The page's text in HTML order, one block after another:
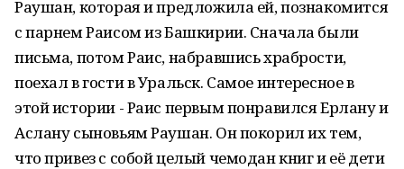
Раушан, которая и предложила ей, познакомится
с парнем Раисом из Башкирии. Сначала были
письма, потом Раис, набравшись храбрости,
поехал в гости в Уральск. Самое интересное в
этой истории - Раис первым понравился Ерлану и
Аслану сыновьям Раушан. Он покорил их тем,
что привез с собой целый чемодан книг и её дети